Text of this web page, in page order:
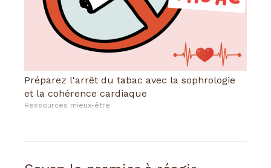
Préparez l'arrêt du tabac avec la sophrologie
et la cohérence cardiaque
Ressources mieux-être